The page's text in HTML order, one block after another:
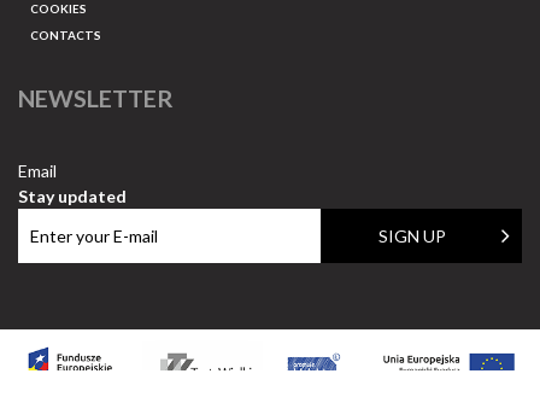
COOKIES
CONTACTS
NEWSLETTER
Email
Stay updated